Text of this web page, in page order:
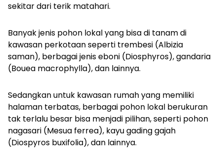
sekitar dari terik matahari.
Banyak jenis pohon lokal yang bisa di tanam di
kawasan perkotaan seperti trembesi (Albizia
saman), berbagai jenis eboni (Diosphyros), gandaria
(Bouea macrophylla), dan lainnya.
Sedangkan untuk kawasan rumah yang memiliki
halaman terbatas, berbagai pohon lokal berukuran
tak terlalu besar bisa menjadi pilihan, seperti pohon
nagasari (Mesua ferrea), kayu gading gajah
(Diospyros buxifolia), dan lainnya.